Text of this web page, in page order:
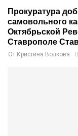
Прокуратура
самовольного
Октябрьской
Ставрополе
От Кристина Волкова